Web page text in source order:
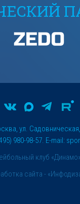
клуб
ул.
980-98-57. E-mail:
сайта -